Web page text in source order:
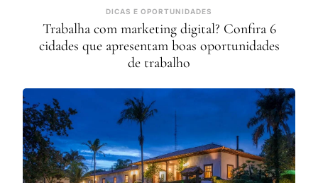
DICAS E OPORTUNIDADES
Trabalha com marketing digital? Confira 6
cidades que apresentam boas oportunidades
de trabalho